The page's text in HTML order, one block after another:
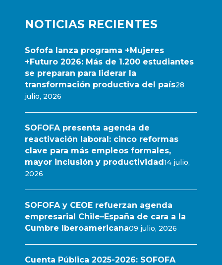
NOTICIAS RECIENTES
Sofofa lanza programa +Mujeres
+Futuro 2026: Más de 1.200 estudiantes
se preparan para liderar la
transformación productiva del país28
julio, 2026
SOFOFA presenta agenda de
reactivación laboral: cinco reformas
clave para más empleos formales,
mayor inclusión y productividad14 julio,
2026
SOFOFA y CEOE refuerzan agenda
empresarial Chile–España de cara a la
Cumbre Iberoamericana09 julio, 2026
Cuenta Pública 2025-2026: SOFOFA